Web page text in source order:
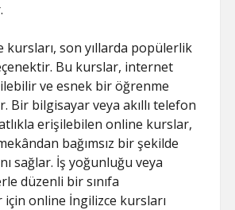
kursları, son yıllarda popülerlik
Bu kurslar, internet
ve esnek bir öğrenme
Bir bilgisayar veya akıllı telefon
erişilebilen online kurslar,
bağımsız bir şekilde
sağlar. İş yoğunluğu veya
düzenli bir sınıfa
için online İngilizce kursları